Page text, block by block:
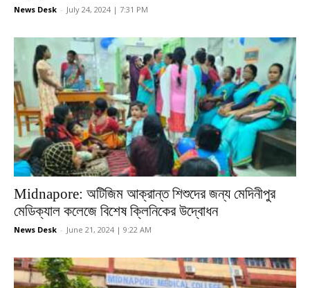
News Desk - July 24, 2024 | 7:31 PM
Midnapore: অটিজিম আক্রান্ত শিশুদের জন্য মেদিনীপুর
মেডিক্যাল কলেজে বিশেষ ক্লিনিকের উদ্বোধন
News Desk - June 21, 2024 | 9:22 AM